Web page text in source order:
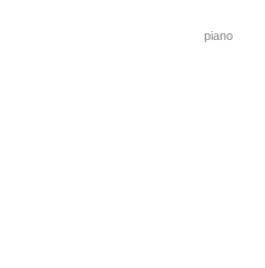
piano